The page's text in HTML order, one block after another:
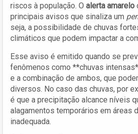
riscos à população. O alerta amarelo
principais avisos que sinaliza um
seja, a possibilidade de chuvas
climáticos que podem impactar a
Esse aviso é emitido quando se
fenômenos como **chuvas
e a combinação de ambos, que
diversos. No caso das chuvas, por
é que a precipitação alcance níveis
alagamentos temporários em áreas
inadequada.